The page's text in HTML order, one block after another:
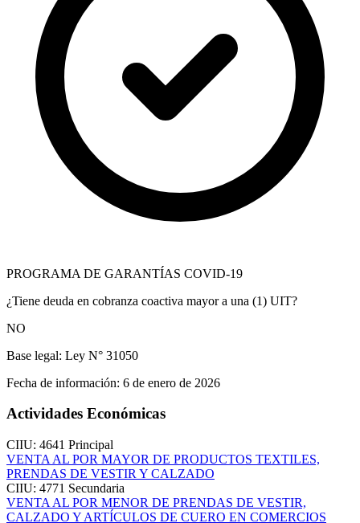
PROGRAMA DE GARANTÍAS COVID-19
¿Tiene deuda en cobranza coactiva mayor a una (1) UIT?
NO
Base legal: Ley N° 31050
Fecha de información: 6 de enero de 2026
Actividades Económicas
CIIU: 4641 Principal
VENTA AL POR MAYOR DE PRODUCTOS TEXTILES,
PRENDAS DE VESTIR Y CALZADO
CIIU: 4771 Secundaria
VENTA AL POR MENOR DE PRENDAS DE VESTIR,
CALZADO Y ARTÍCULOS DE CUERO EN COMERCIOS